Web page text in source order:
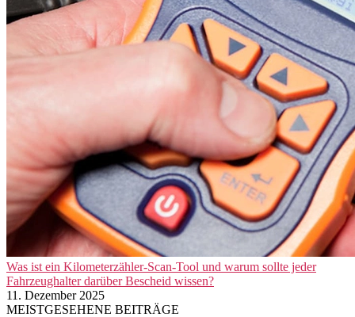
Was ist ein Kilometerzähler-Scan-Tool und warum sollte jeder
Fahrzeughalter darüber Bescheid wissen?
11. Dezember 2025
MEISTGESEHENE BEITRÄGE